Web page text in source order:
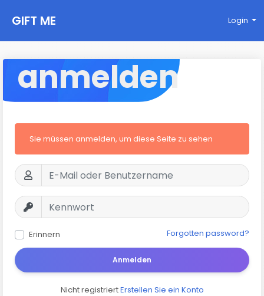
GIFT ME Login
anmelden
Sie müssen anmelden, um diese Seite zu sehen
Erinnern Forgotten password?
Anmelden
Nicht registriertErstellen Sie ein Konto